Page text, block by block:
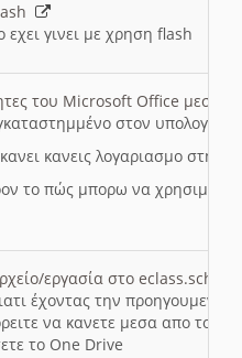
εχει γινει με χρηση flash
του Microsoft Office μεσω
στον
κανεις λογαριασμο στη
το πώς μπορω να
εργασία στο eclass.sch.gr
έχοντας την
να κανετε μεσα απο το
το One Drive